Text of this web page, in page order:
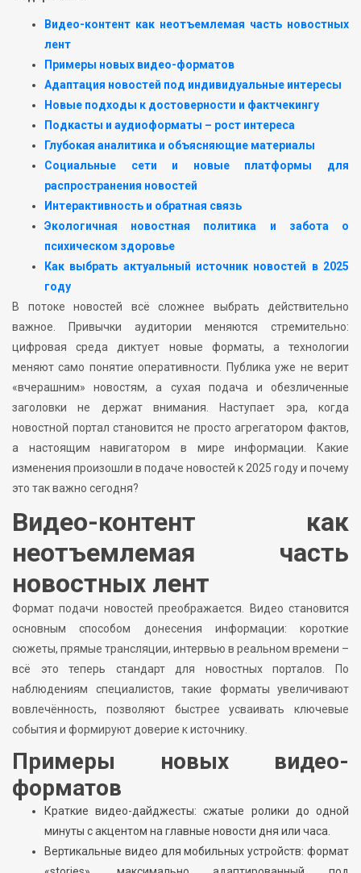
Видео-контент как неотъемлемая часть новостных
лент
Примеры новых видео-форматов
Адаптация новостей под индивидуальные интересы
Новые подходы к достоверности и фактчекингу
Подкасты и аудиоформаты – рост интереса
Глубокая аналитика и объясняющие материалы
Социальные сети и новые платформы для
распространения новостей
Интерактивность и обратная связь
Экологичная новостная политика и забота о
психическом здоровье
Как выбрать актуальный источник новостей в 2025
году
В потоке новостей всё сложнее выбрать действительно
важное. Привычки аудитории меняются стремительно:
цифровая среда диктует новые форматы, а технологии
меняют само понятие оперативности. Публика уже не верит
«вчерашним» новостям, а сухая подача и обезличенные
заголовки не держат внимания. Наступает эра, когда
новостной портал становится не просто агрегатором фактов,
а настоящим навигатором в мире информации. Какие
изменения произошли в подаче новостей к 2025 году и почему
это так важно сегодня?
Видео-контент как
неотъемлемая часть
новостных лент
Формат подачи новостей преображается. Видео становится
основным способом донесения информации: короткие
сюжеты, прямые трансляции, интервью в реальном времени –
всё это теперь стандарт для новостных порталов. По
наблюдениям специалистов, такие форматы увеличивают
вовлечённость, позволяют быстрее усваивать ключевые
события и формируют доверие к источнику.
Примеры новых видео-
форматов
Краткие видео-дайджесты: сжатые ролики до одной
минуты с акцентом на главные новости дня или часа.
Вертикальные видео для мобильных устройств: формат